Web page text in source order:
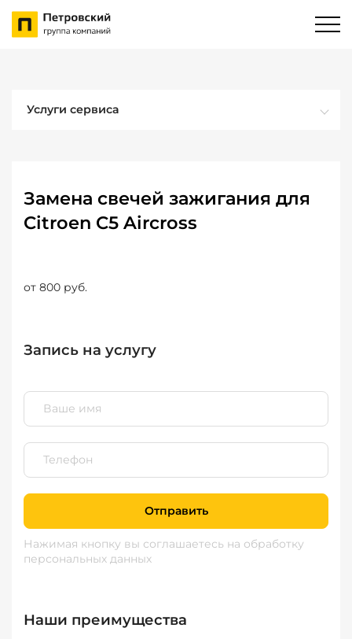
Услуги сервиса
Замена свечей зажигания для
Citroen C5 Aircross
от 800 руб.
Запись на услугу
Отправить
Нажимая кнопку вы соглашаетесь на обработку
персональных данных
Наши преимущества